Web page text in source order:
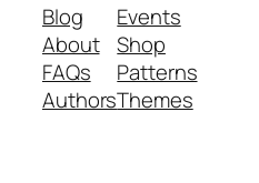
Blog
About
FAQs
Authors
Events
Shop
Patterns
Themes